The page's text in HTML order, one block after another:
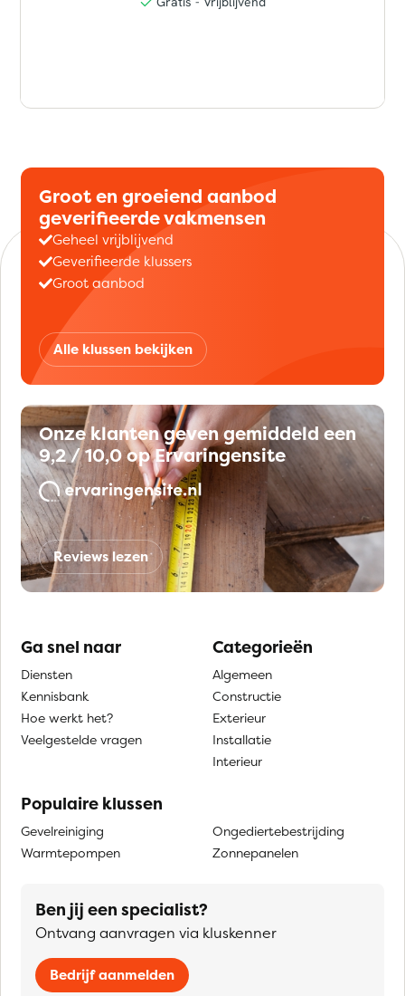
Groot en groeiend aanbod
geverifieerde vakmensen
Geheel vrijblijvend
Geverifieerde klussers
Groot aanbod
Alle klussen bekijken
Onze klanten geven gemiddeld een
9,2 / 10,0 op Ervaringensite
Reviews lezen
Ga snel naar
Diensten
Kennisbank
Hoe werkt het?
Veelgestelde vragen
Categorieën
Algemeen
Constructie
Exterieur
Installatie
Interieur
Populaire klussen
Gevelreiniging
Warmtepompen
Ongediertebestrijding
Zonnepanelen
Ben jij een specialist?
Ontvang aanvragen via kluskenner
Bedrijf aanmelden